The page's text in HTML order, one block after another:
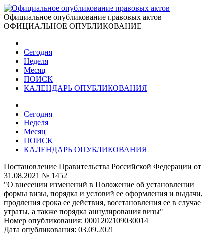
Официальное опубликование правовых актов
ОФИЦИАЛЬНОЕ ОПУБЛИКОВАНИЕ
Сегодня
Неделя
Месяц
ПОИСК
КАЛЕНДАРЬ ОПУБЛИКОВАНИЯ
Сегодня
Неделя
Месяц
ПОИСК
КАЛЕНДАРЬ ОПУБЛИКОВАНИЯ
Постановление Правительства Российской Федерации от
31.08.2021 № 1452
"О внесении изменений в Положение об установлении
формы визы, порядка и условий ее оформления и выдачи,
продления срока ее действия, восстановления ее в случае
утраты, а также порядка аннулирования визы"
Номер опубликования: 0001202109030014
Дата опубликования: 03.09.2021